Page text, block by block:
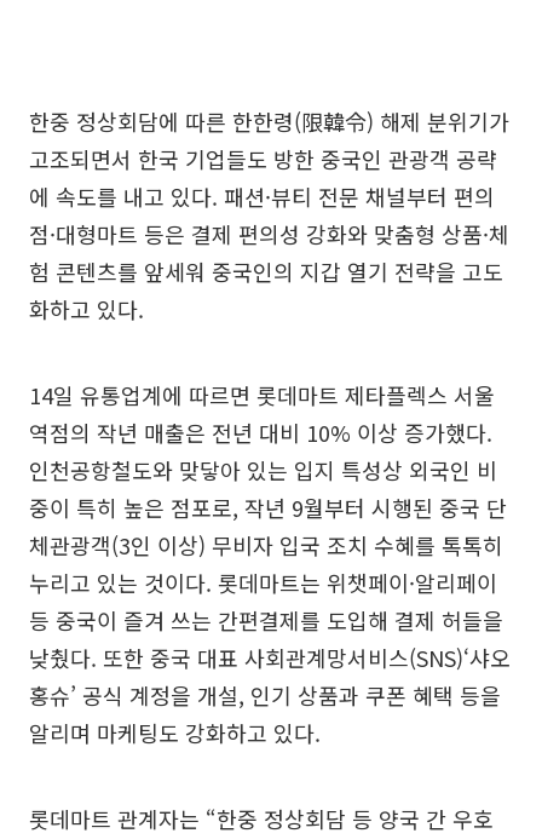
한중 정상회담에 따른 한한령(限韓令) 해제 분위기가
고조되면서 한국 기업들도 방한 중국인 관광객 공략
에 속도를 내고 있다. 패션·뷰티 전문 채널부터 편의
점·대형마트 등은 결제 편의성 강화와 맞춤형 상품·체
험 콘텐츠를 앞세워 중국인의 지갑 열기 전략을 고도
화하고 있다.
14일 유통업계에 따르면 롯데마트 제타플렉스 서울
역점의 작년 매출은 전년 대비 10% 이상 증가했다.
인천공항철도와 맞닿아 있는 입지 특성상 외국인 비
중이 특히 높은 점포로, 작년 9월부터 시행된 중국 단
체관광객(3인 이상) 무비자 입국 조치 수혜를 톡톡히
누리고 있는 것이다. 롯데마트는 위챗페이·알리페이
등 중국이 즐겨 쓰는 간편결제를 도입해 결제 허들을
낮췄다. 또한 중국 대표 사회관계망서비스(SNS)‘샤오
홍슈’ 공식 계정을 개설, 인기 상품과 쿠폰 혜택 등을
알리며 마케팅도 강화하고 있다.
롯데마트 관계자는 “한중 정상회담 등 양국 간 우호